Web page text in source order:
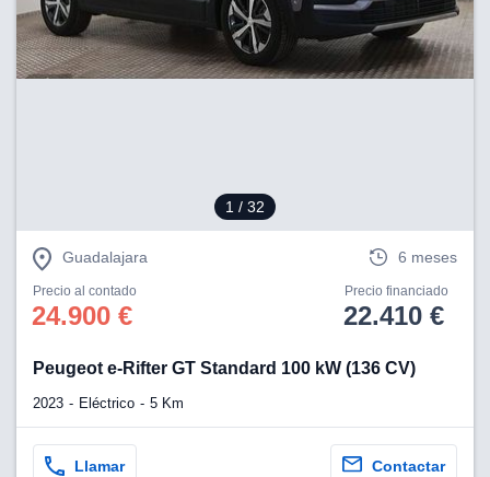
e
socios
1 / 32
Guadalajara 6 meses
Precio al contado
24.900 €
Precio financiado
22.410 €
Peugeot e-Rifter GT Standard 100 kW (136 CV)
2023 Eléctrico 5 Km
Llamar Contactar